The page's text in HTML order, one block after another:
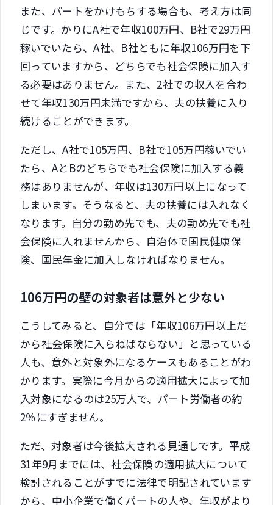
また、パートをかけもちする場合も、考え方は同
じです。かりにA社で年収100万円、B社で29万円
稼いでいたら、A社、B社ともに年収106万円を下
回っていますから、どちらでも社会保険に加入す
る必要はありません。また、2社での収入を合わ
せて年収130万円未満ですから、夫の扶養に入り
続けることができます。
ただし、A社で105万円、B社で105万円稼いでい
たら、AとBのどちらでも社会保険に加入する義
務はありませんが、年収は130万円以上になって
しまいます。そうなると、夫の扶養には入れなく
なります。自分の勤め先でも、夫の勤め先でも社
会保険に入れませんから、自治体で国民健康保
険、国民年金に加入しなければなりません。
106万円の壁の対象者は意外と少ない
こうしてみると、自分では「年収106万円以上だ
から社会保険に入らねばならない」と思っている
人も、意外と対象外になるケースもあることがわ
かります。実際に今月からの適用拡大によって加
入対象になるのは25万人で、パート労働者の約
2％にすぎません。
ただ、対象者は今後拡大される見通しです。平成
31年9月までには、社会保険の適用拡大について
検討されることがすでに法律で明記されています
から、中小企業で働くパートの人や、年収がより